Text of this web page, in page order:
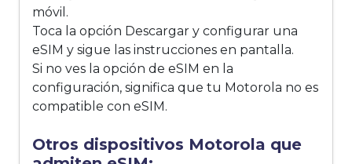
móvil.
Toca la opción Descargar y configurar una
eSIM y sigue las instrucciones en pantalla.
Si no ves la opción de eSIM en la
configuración, significa que tu Motorola no es
compatible con eSIM.
Otros dispositivos Motorola que